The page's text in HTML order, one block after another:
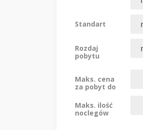
Standart
Rozdaj
pobytu
Maks. cena
za pobyt do
Maks. ilość
noclegów